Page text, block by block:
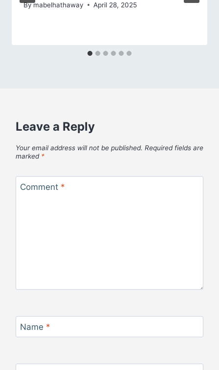
Bymabelhathaway April 28, 2025
Leave a Reply
Your email address will not be published. Required fields are
marked *
Comment *
Name *